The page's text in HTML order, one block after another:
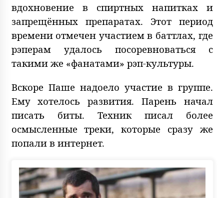
вдохновение в спиртных напитках и
запрещённых препаратах. Этот период
времени отмечен участием в баттлах, где
рэперам удалось посоревноваться с
такими же «фанатами» рэп-культуры.
Вскоре Паше надоело участие в группе.
Ему хотелось развития. Парень начал
писать биты. Техник писал более
осмысленные треки, которые сразу же
попали в интернет.